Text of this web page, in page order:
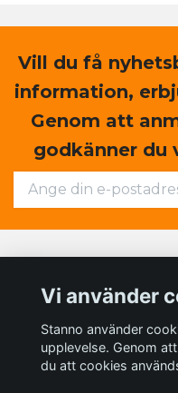
Vill du få
information,
Genom att
godkänner du
Sociala medier
Vi använder
Stanno använder
upplevelse. Genom
du att cookies